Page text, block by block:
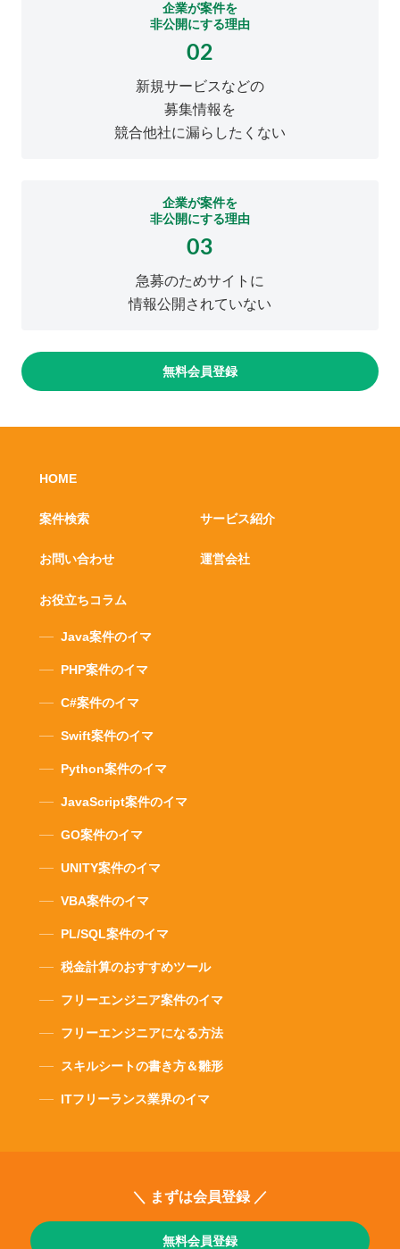
企業が案件を
非公開にする理由
02
新規サービスなどの
募集情報を
競合他社に漏らしたくない
企業が案件を
非公開にする理由
03
急募のためサイトに
情報公開されていない
無料会員登録
HOME
案件検索 サービス紹介
運営会社
お問い合わせ
お役立ちコラム
Java案件のイマ
PHP案件のイマ
C#案件のイマ
Swift案件のイマ
Python案件のイマ
JavaScript案件のイマ
GO案件のイマ
UNITY案件のイマ
VBA案件のイマ
PL/SQL案件のイマ
税金計算のおすすめツール
フリーエンジニア案件のイマ
フリーエンジニアになる方法
スキルシートの書き方＆雛形
ITフリーランス業界のイマ
＼ まずは会員登録 ／
無料会員登録